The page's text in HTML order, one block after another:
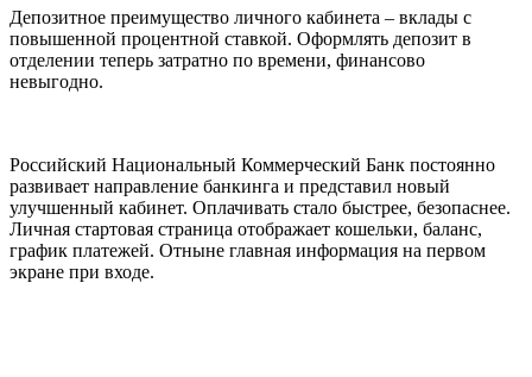
Депозитное преимущество личного кабинета – вклады с
повышенной процентной ставкой. Оформлять депозит в
отделении теперь затратно по времени, финансово
невыгодно.
Российский Национальный Коммерческий Банк постоянно
развивает направление банкинга и представил новый
улучшенный кабинет. Оплачивать стало быстрее, безопаснее.
Личная стартовая страница отображает кошельки, баланс,
график платежей. Отныне главная информация на первом
экране при входе.